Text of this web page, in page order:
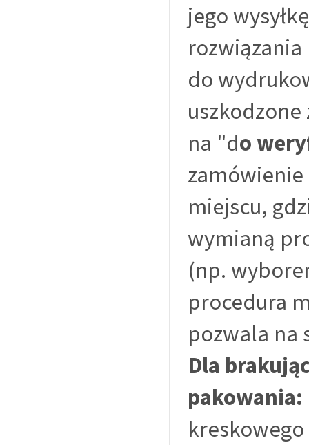
jego
do
na "do
zamówienie
miejscu,
wymianą
(np.
procedura
pozwala na
Dla
pakowania: